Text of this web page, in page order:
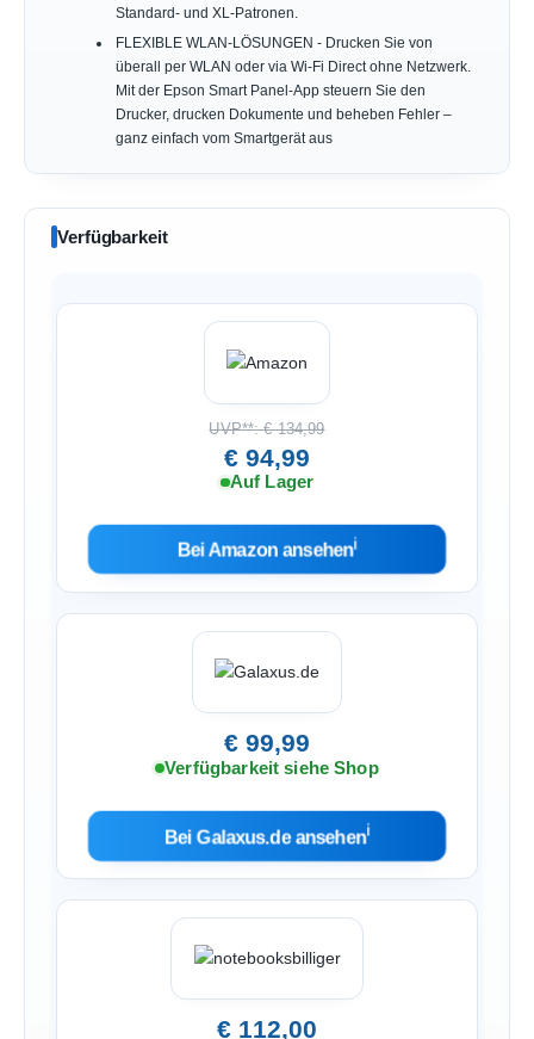
Standard- und XL-Patronen.
FLEXIBLE WLAN-LÖSUNGEN - Drucken Sie von
überall per WLAN oder via Wi-Fi Direct ohne Netzwerk.
Mit der Epson Smart Panel-App steuern Sie den
Drucker, drucken Dokumente und beheben Fehler –
ganz einfach vom Smartgerät aus
Verfügbarkeit
UVP**: € 134,99
€ 94,99
Auf Lager
Bei Amazon ansehenℹ︎
€ 99,99
Verfügbarkeit siehe Shop
Bei Galaxus.de ansehenℹ︎
€ 112,00